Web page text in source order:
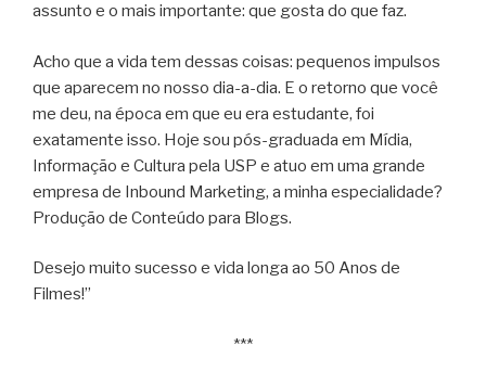
assunto e o mais importante: que gosta do que faz.
Acho que a vida tem dessas coisas: pequenos impulsos
que aparecem no nosso dia-a-dia. E o retorno que você
me deu, na época em que eu era estudante, foi
exatamente isso. Hoje sou pós-graduada em Mídia,
Informação e Cultura pela USP e atuo em uma grande
empresa de Inbound Marketing, a minha especialidade?
Produção de Conteúdo para Blogs.
Desejo muito sucesso e vida longa ao 50 Anos de
Filmes!”
***